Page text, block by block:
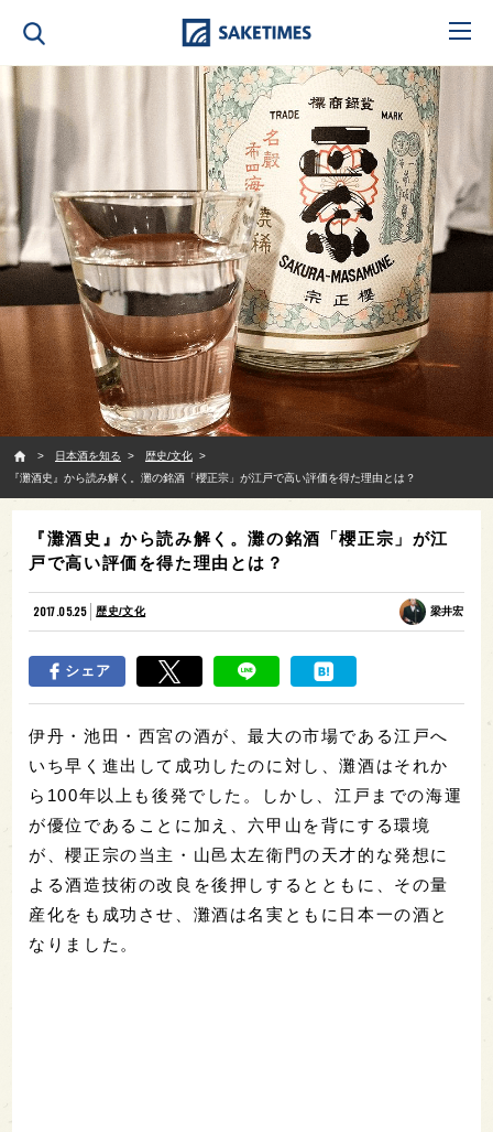
日本酒を知る
歴史/文化
『灘酒史』から読み解く。灘の銘酒「櫻正宗」が江戸で高い評価を得た理由とは？
『灘酒史』から読み解く。灘の銘酒「櫻正宗」が江
戸で高い評価を得た理由とは？
2017.05.25 歴史/文化 梁井宏
シェア
伊丹・池田・西宮の酒が、最大の市場である江戸へ
いち早く進出して成功したのに対し、灘酒はそれか
ら100年以上も後発でした。しかし、江戸までの海運
が優位であることに加え、六甲山を背にする環境
が、櫻正宗の当主・山邑太左衛門の天才的な発想に
よる酒造技術の改良を後押しするとともに、その量
産化をも成功させ、灘酒は名実ともに日本一の酒と
なりました。